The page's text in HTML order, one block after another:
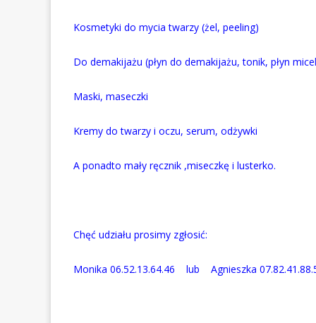
Kosmetyki do mycia twarzy (żel, peeling)
Do demakijażu (płyn do demakijażu, tonik, płyn
Maski, maseczki
Kremy do twarzy i oczu, serum, odżywki
A ponadto mały ręcznik ,miseczkę i lusterko.
Chęć udziału prosimy zgłosić:
Monika 06.52.13.64.46 lub Agnieszka